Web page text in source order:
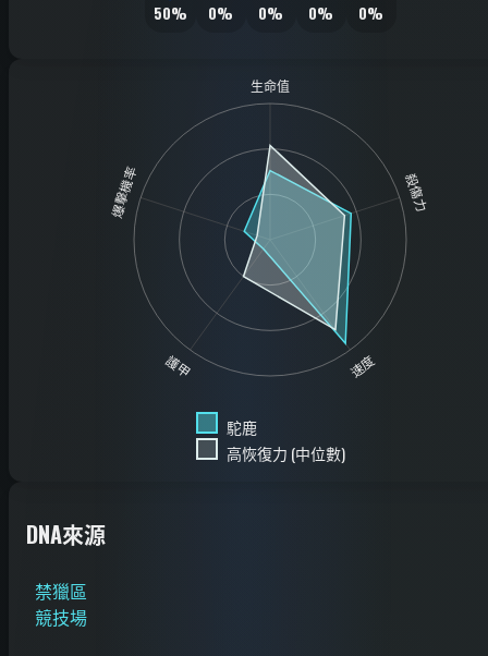
50% 0% 0% 0% 0%
生命值
殺傷力
速度
護甲
爆擊機率
駝鹿
高恢復力 (中位數)
DNA來源
禁獵區
競技場